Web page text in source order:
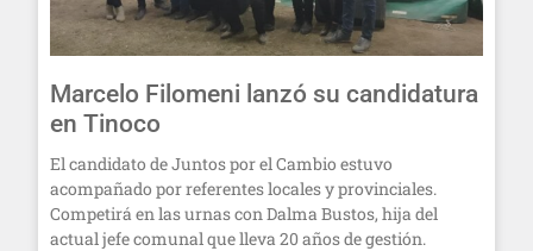
Marcelo Filomeni lanzó su candidatura
en Tinoco
El candidato de Juntos por el Cambio estuvo
acompañado por referentes locales y provinciales.
Competirá en las urnas con Dalma Bustos, hija del
actual jefe comunal que lleva 20 años de gestión.